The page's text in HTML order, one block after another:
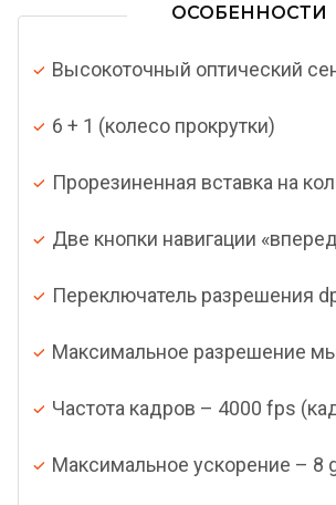
ОСОБЕННОСТИ
Высокоточный оптический
6 + 1 (колесо прокрутки)
Прорезиненная вставка на
Две кнопки навигации
Переключатель разрешения
Максимальное разрешение
Частота кадров – 4000 fps
Максимальное ускорение – 8